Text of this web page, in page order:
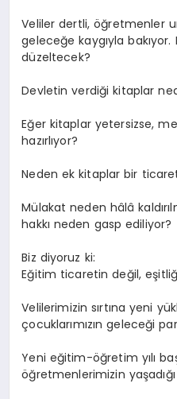
Veliler dertli, öğretmenler
geleceğe kaygıyla
düzeltecek?
Devletin verdiği kitaplar
Eğer kitaplar yetersizse,
hazırlıyor?
Neden ek kitaplar bir
Mülakat neden hâlâ
hakkı neden gasp ediliyor?
Biz diyoruz ki:
Eğitim ticaretin değil,
Velilerimizin sırtına yeni
çocuklarımızın geleceği
Yeni eğitim-öğretim yılı
öğretmenlerimizin yaşadığı